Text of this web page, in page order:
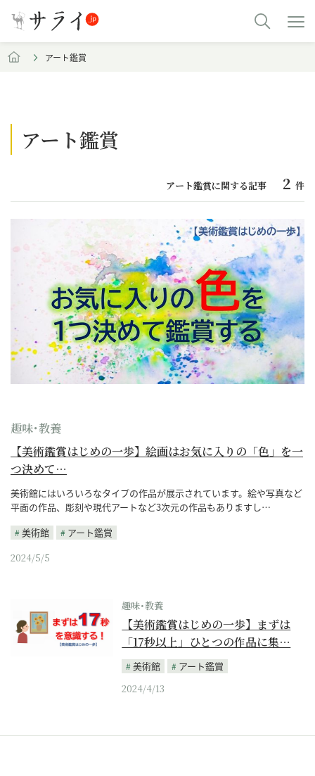
アート鑑賞
アート鑑賞
アート鑑賞に関する記事 2 件
趣味･教養
【美術鑑賞はじめの一歩】絵画はお気に入りの「色」を一
つ決めて…
美術館にはいろいろなタイプの作品が展示されています。絵や写真など
平面の作品、彫刻や現代アートなど3次元の作品もありますし…
美術館
アート鑑賞
2024/5/5
趣味･教養
【美術鑑賞はじめの一歩】まずは
「17秒以上」ひとつの作品に集…
美術館
アート鑑賞
2024/4/13